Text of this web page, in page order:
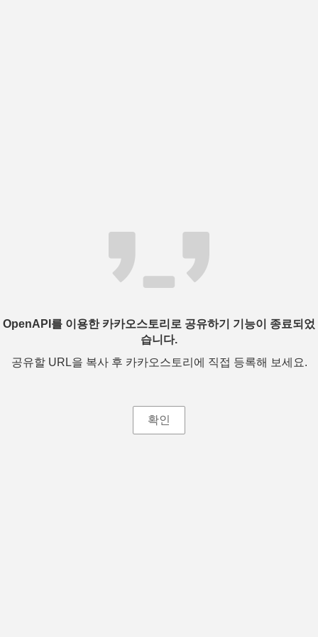
OpenAPI를 이용한 카카오스토리로 공유하기 기능이 종료되었
습니다.
공유할 URL을 복사 후 카카오스토리에 직접 등록해 보세요.
확인